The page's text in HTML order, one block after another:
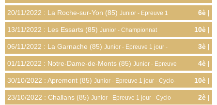
jour - Cyclo-cross
4.5pts
20/11/2022 : La Roche-sur-Yon (85) Junior - Epreuve 1
jour - Cyclo-cross
6è |
5.0pts
13/11/2022 : Les Essarts (85) Junior - Championnat
Départemental - Cyclo-cross
10è |
4.5pts
06/11/2022 : La Garnache (85) Junior - Epreuve 1 jour -
Cyclo-cross
3è |
8.0pts
01/11/2022 : Notre-Dame-de-Monts (85) Junior - Epreuve
1 jour - Cyclo-cross
4è |
7.0pts
30/10/2022 : Apremont (85) Junior - Epreuve 1 jour - Cyclo-
cross
10è |
3.0pts
23/10/2022 : Challans (85) Junior - Epreuve 1 jour - Cyclo-
2è |